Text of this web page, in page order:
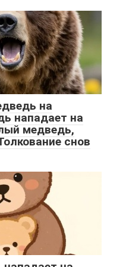
на
нападает на
медведь,
снов